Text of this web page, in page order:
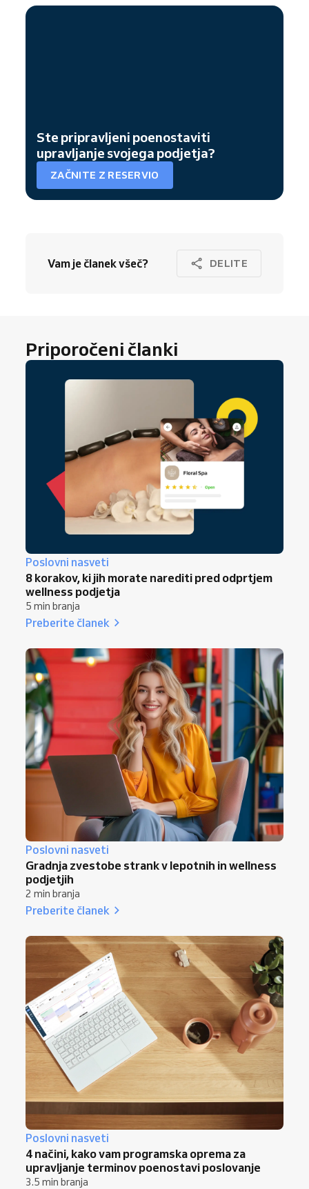
Ste pripravljeni poenostaviti
upravljanje svojega podjetja?
ZAČNITE Z RESERVIO
Vam je članek všeč? DELITE
Priporočeni članki
Poslovni nasveti
8 korakov, ki jih morate narediti pred odprtjem
wellness podjetja
5 min branja
Preberite članek
Poslovni nasveti
Gradnja zvestobe strank v lepotnih in wellness
podjetjih
2 min branja
Preberite članek
Poslovni nasveti
4 načini, kako vam programska oprema za
upravljanje terminov poenostavi poslovanje
3.5 min branja